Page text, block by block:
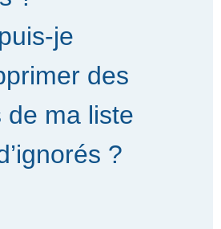
je
des
de ma liste
?